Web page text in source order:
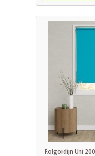
Rolgordijn Uni 200